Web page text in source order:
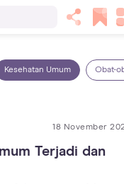
Kesehatan Umum Obat-
18 November
Terjadi dan